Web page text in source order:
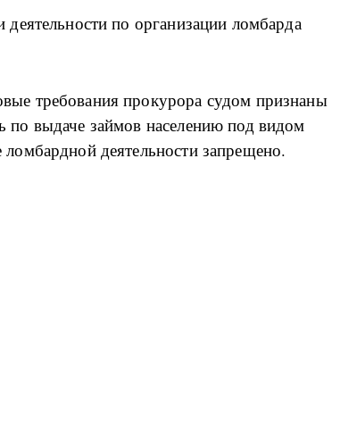
по организации ломбарда
требования прокурора судом признаны
по выдаче займов населению под видом
деятельности запрещено.